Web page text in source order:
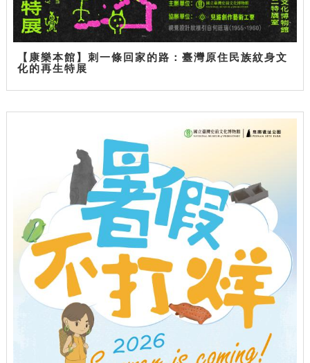
【康樂本館】刺一條回家的路：臺灣原住民族紋身文
化的再生特展